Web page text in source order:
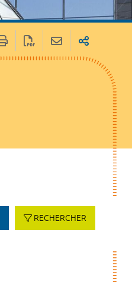
RECHERCHER